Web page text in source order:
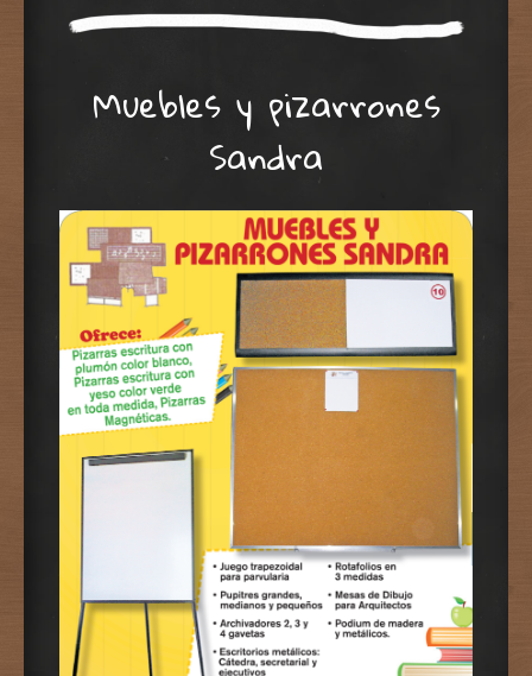
Muebles y pizarrones
Sandra